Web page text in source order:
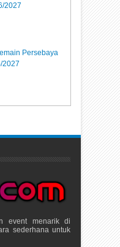
2027
Persebaya
2027
event menarik di
sederhana untuk